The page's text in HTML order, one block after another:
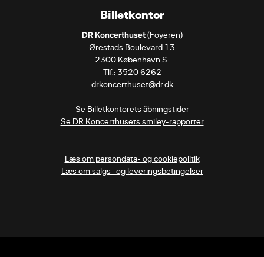
Billetkontor
DR Koncerthuset (Foyeren)
Ørestads Boulevard 13
2300 København S.
drkoncerthuset@dr.dk
Se Billetkontorets åbningstider
Se DR Koncerthusets smiley-rapporter
Læs om persondata- og cookiepolitik
Læs om salgs- og leveringsbetingelser